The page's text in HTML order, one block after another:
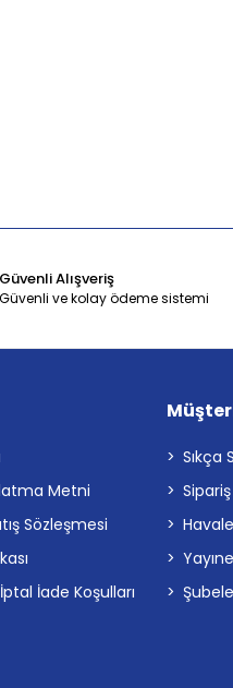
Güvenli Alışveriş
Güvenli ve kolay ödeme sistemi
Metni
Sözleşmesi
İade Koşulları
Sıkça